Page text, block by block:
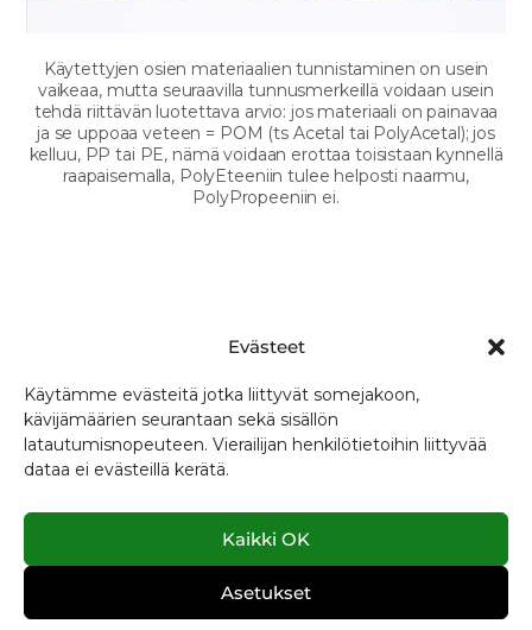
Evästeet
Käytämme evästeitä jotka liittyvät somejakoon,
kävijämäärien seurantaan sekä sisällön
latautumisnopeuteen. Vierailijan henkilötietoihin liittyvää
dataa ei evästeillä kerätä.
Kaikki OK
Asetukset
Käytettyjen osien materiaalien tunnistaminen on usein
vaikeaa, mutta seuraavilla tunnusmerkeillä voidaan usein
tehdä riittävän luotettava arvio: jos materiaali on painavaa
ja se uppoaa veteen = POM (ts Acetal tai PolyAcetal); jos
kelluu, PP tai PE, nämä voidaan erottaa toisistaan kynnellä
raapaisemalla, PolyEteeniin tulee helposti naarmu,
PolyPropeeniin ei.
Rolltechnic Oy
Aurinkokuja 3
33420 Tampere, Finland
rolltechnic@rolltechnic.fi